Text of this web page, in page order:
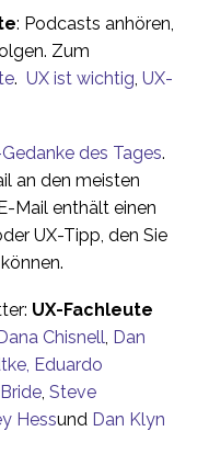
: Podcasts anhören,
Zum
. UX ist wichtig, UX-
des Tages.
an den meisten
Mail enthält einen
UX-Tipp, den Sie
UX-Fachleute
Chisnell Dan
Eduardo
Steve
Hessund Dan Klyn